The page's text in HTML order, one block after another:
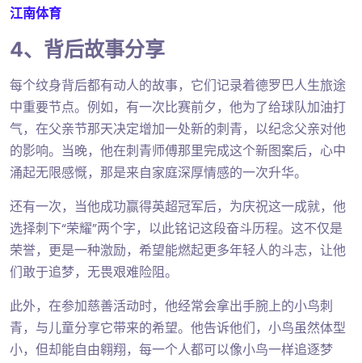
江南体育
4、背后故事分享
每个纹身背后都有动人的故事，它们记录着德罗巴人生旅途
中重要节点。例如，有一次比赛前夕，他为了给球队加油打
气，在父亲节那天决定增加一处新的刺青，以纪念父亲对他
的影响。当晚，他在刺青师傅那里完成这个新图案后，心中
涌起无限感慨，那是来自家庭深厚情感的一次升华。
还有一次，当他成功赢得英超冠军后，为庆祝这一成就，他
选择刺下“荣耀”两个字，以此铭记这段奋斗历程。这不仅是
荣誉，更是一种激励，希望能燃起更多年轻人的斗志，让他
们敢于追梦，无畏艰难险阻。
此外，在参加慈善活动时，他经常会拿出手腕上的小鸟刺
青，与儿童分享它带来的希望。他告诉他们，小鸟虽然体型
小，但却能自由翱翔，每一个人都可以像小鸟一样追逐梦